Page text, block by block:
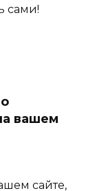
сами!
вашем
сайте,